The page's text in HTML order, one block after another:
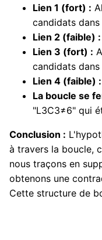
Lien 1 (fort) :
candidats dans
Lien 2 (faible) :
Lien 3 (fort) :
candidats dans
Lien 4 (faible) :
La boucle se
"L3C3≠6" qui
Conclusion :
à travers la boucle,
nous traçons en
obtenons une
Cette structure de